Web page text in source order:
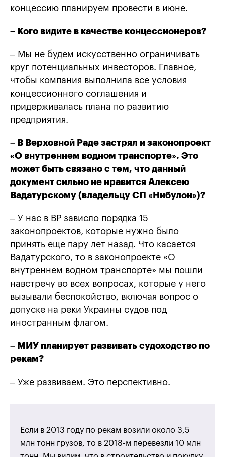
концессию планируем провести в июне.
– Кого видите в качестве концессионеров?
– Мы не будем искусственно ограничивать
круг потенциальных инвесторов. Главное,
чтобы компания выполнила все условия
концессионного соглашения и
придерживалась плана по развитию
предприятия.
– В Верховной Раде застрял и законопроект
«О внутреннем водном транспорте». Это
может быть связано с тем, что данный
документ сильно не нравится Алексею
Вадатурскому (владельцу СП «Нибулон»)?
– У нас в ВР зависло порядка 15
законопроектов, которые нужно было
принять еще пару лет назад. Что касается
Вадатурского, то в законопроекте «О
внутреннем водном транспорте» мы пошли
навстречу во всех вопросах, которые у него
вызывали беспокойство, включая вопрос о
допуске на реки Украины судов под
иностранным флагом.
– МИУ планирует развивать судоходство по
рекам?
– Уже развиваем. Это перспективно.
Если в 2013 году по рекам возили около 3,5
млн тонн грузов, то в 2018-м перевезли 10 млн